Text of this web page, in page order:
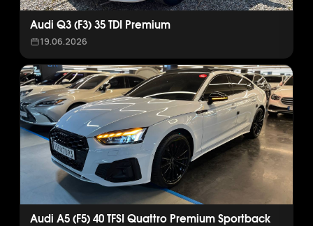
Audi Q3 (F3) 35 TDI Premium
19.06.2026
Audi A5 (F5) 40 TFSI Quattro Premium Sportback